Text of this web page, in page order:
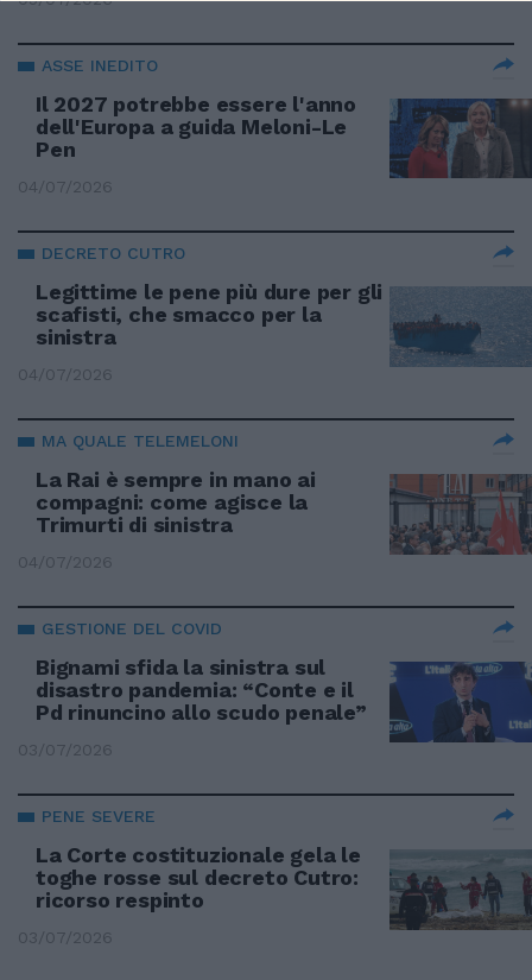
ASSE INEDITO
Il 2027 potrebbe essere l'anno
dell'Europa a guida Meloni-Le
Pen
04/07/2026
DECRETO CUTRO
Legittime le pene più dure per gli
scafisti, che smacco per la
sinistra
04/07/2026
MA QUALE TELEMELONI
La Rai è sempre in mano ai
compagni: come agisce la
Trimurti di sinistra
04/07/2026
GESTIONE DEL COVID
Bignami sfida la sinistra sul
disastro pandemia: “Conte e il
Pd rinuncino allo scudo penale”
03/07/2026
PENE SEVERE
La Corte costituzionale gela le
toghe rosse sul decreto Cutro:
ricorso respinto
03/07/2026